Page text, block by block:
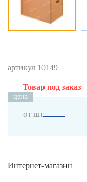
артикул 10149
Товар под заказ
цена
от шт
Интернет-магазин